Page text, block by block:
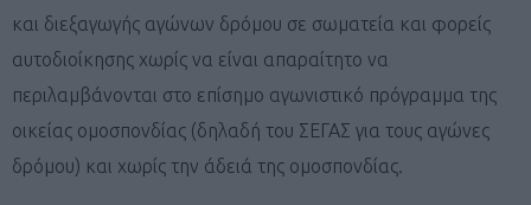
και διεξαγωγής αγώνων δρόμου σε σωματεία και φορείς
αυτοδιοίκησης χωρίς να είναι απαραίτητο να
περιλαμβάνονται στο επίσημο αγωνιστικό πρόγραμμα της
οικείας ομοσπονδίας (δηλαδή του ΣΕΓΑΣ για τους αγώνες
δρόμου) και χωρίς την άδειά της ομοσπονδίας.